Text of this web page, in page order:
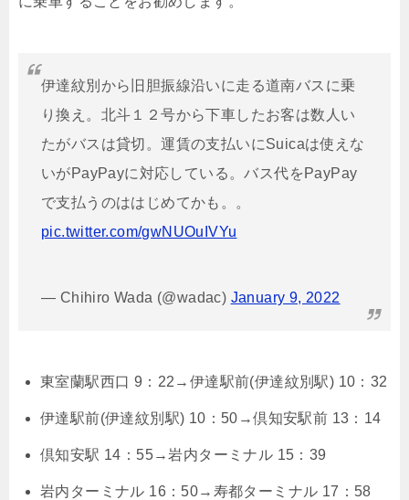
伊達紋別から旧胆振線沿いに走る道南バスに乗
り換え。北斗１２号から下車したお客は数人い
たがバスは貸切。運賃の支払いにSuicaは使えな
いがPayPayに対応している。バス代をPayPay
で支払うのははじめてかも。。
pic.twitter.com/gwNUOuIVYu
— Chihiro Wada (@wadac) January 9, 2022
東室蘭駅西口 9：22→伊達駅前(伊達紋別駅) 10：32
伊達駅前(伊達紋別駅) 10：50→倶知安駅前 13：14
倶知安駅 14：55→岩内ターミナル 15：39
岩内ターミナル 16：50→寿都ターミナル 17：58